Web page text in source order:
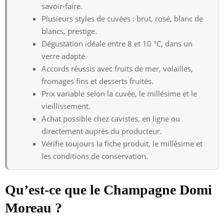
savoir-faire.
Plusieurs styles de cuvées : brut, rosé, blanc de
blancs, prestige.
Dégustation idéale entre 8 et 10 °C, dans un
verre adapté.
Accords réussis avec fruits de mer, volailles,
fromages fins et desserts fruités.
Prix variable selon la cuvée, le millésime et le
vieillissement.
Achat possible chez cavistes, en ligne ou
directement auprès du producteur.
Vérifie toujours la fiche produit, le millésime et
les conditions de conservation.
Qu’est-ce que le Champagne Domi
Moreau ?